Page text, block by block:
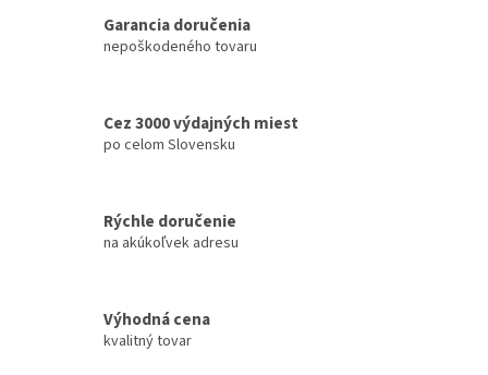
Garancia doručenia
nepoškodeného tovaru
Cez 3000 výdajných miest
po celom Slovensku
Rýchle doručenie
na akúkoľvek adresu
Výhodná cena
kvalitný tovar